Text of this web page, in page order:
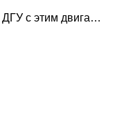
Все ДГУ с этим двигателем